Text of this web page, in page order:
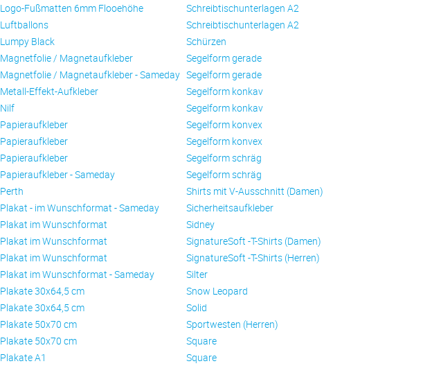
Logo-Fußmatten 6mm Flooehöhe
Luftballons
Lumpy Black
Magnetfolie / Magnetaufkleber
Magnetfolie / Magnetaufkleber - Sameday
Metall-Effekt-Aufkleber
Nilf
Papieraufkleber
Papieraufkleber
Papieraufkleber
Papieraufkleber - Sameday
Perth
Plakat - im Wunschformat - Sameday
Plakat im Wunschformat
Plakat im Wunschformat
Plakat im Wunschformat
Plakat im Wunschformat - Sameday
Plakate 30x64,5 cm
Plakate 30x64,5 cm
Plakate 50x70 cm
Plakate 50x70 cm
Plakate A1
Schreibtischunterlagen A2
Schreibtischunterlagen A2
Schürzen
Se­gel­form ge­ra­de
Se­gel­form ge­ra­de
Se­gel­form konkav
Se­gel­form konkav
Se­gel­form konvex
Se­gel­form konvex
Se­gel­form schräg
Se­gel­form schräg
Shirts mit V-Ausschnitt (Damen)
Sicherheitsaufkleber
Sidney
SignatureSoft -T-Shirts (Damen)
SignatureSoft -T-Shirts (Herren)
Silter
Snow Leopard
Solid
Sportwesten (Herren)
Square
Square